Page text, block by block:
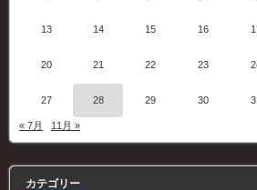
13 14 15 16
20 21 22 23
27 28 29 30
« 7月 11月 »
カテゴリー